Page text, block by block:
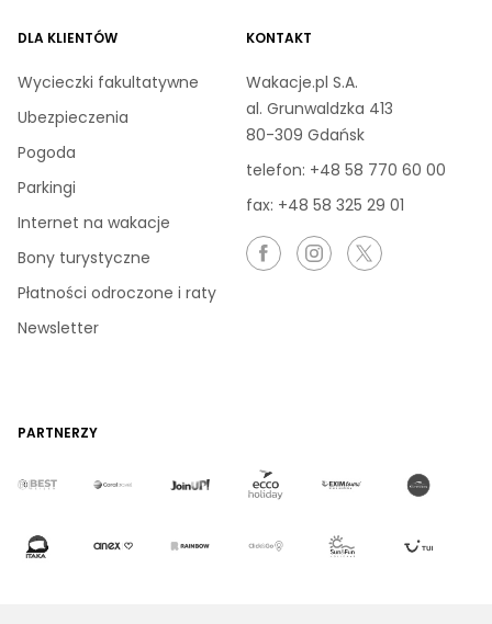
DLA KLIENTÓW
Wycieczki fakultatywne
Ubezpieczenia
Pogoda
Parkingi
Internet na wakacje
Bony turystyczne
Płatności odroczone i raty
Newsletter
KONTAKT
Wakacje.pl S.A.
al. Grunwaldzka 413
80-309 Gdańsk
telefon: +48 58 770 60 00
fax: +48 58 325 29 01
PARTNERZY